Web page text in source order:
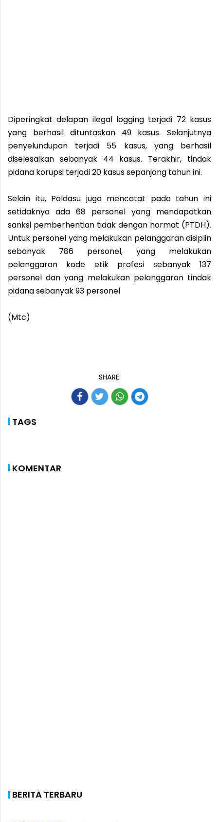
Diperingkat delapan ilegal logging terjadi 72 kasus
yang berhasil dituntaskan 49 kasus. Selanjutnya
penyelundupan terjadi 55 kasus, yang berhasil
diselesaikan sebanyak 44 kasus. Terakhir, tindak
pidana korupsi terjadi 20 kasus sepanjang tahun ini.
Selain itu, Poldasu juga mencatat pada tahun ini
setidaknya ada 68 personel yang mendapatkan
sanksi pemberhentian tidak dengan hormat (PTDH).
Untuk personel yang melakukan pelanggaran disiplin
sebanyak 786 personel, yang melakukan
pelanggaran kode etik profesi sebanyak 137
personel dan yang melakukan pelanggaran tindak
pidana sebanyak 93 personel
(Mtc)
SHARE:
TAGS
KOMENTAR
BERITA TERBARU